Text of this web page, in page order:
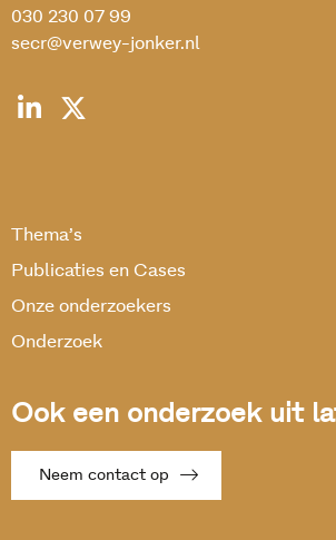
030 230 07 99
secr@verwey-jonker.nl
Thema’s
Publicaties en Cases
Onze onderzoekers
Onderzoek
Ook een onderzoek uit
Neem contact op